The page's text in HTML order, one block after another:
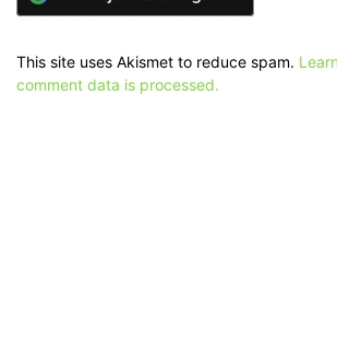
This site uses Akismet to reduce spam.
comment data is processed.